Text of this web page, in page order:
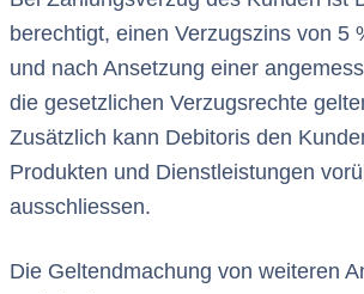
berechtigt, einen Verzugszins von 5
und nach Ansetzung einer
die gesetzlichen Verzugsrechte
Zusätzlich kann Debitoris den
Produkten und Dienstleistungen
ausschliessen.
Die Geltendmachung von weiteren